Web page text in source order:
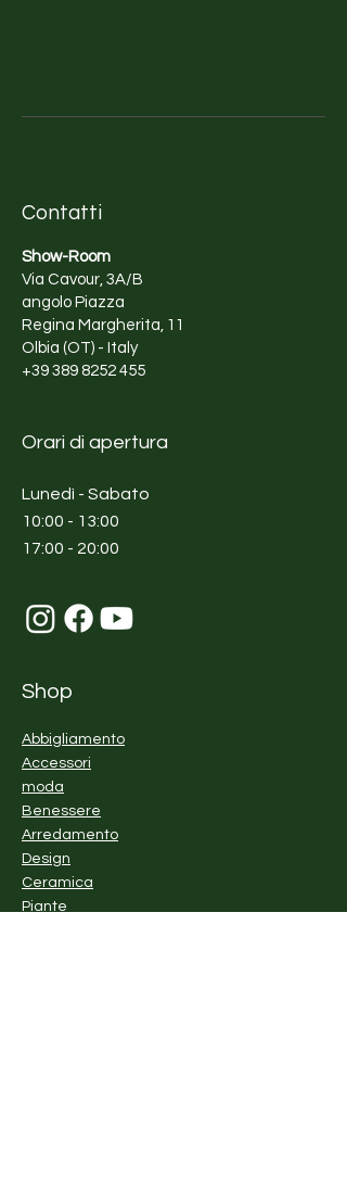
Contatti
Show-Room
Via Cavour, 3A/B
angolo Piazza
Regina Margherita, 11
Olbia (OT) - Italy
+39 389 8252 455
Orari di apertura
Lunedì - Sabato
10:00 - 13:00
17:00 - 20:00
Shop
Abbigliamento
Accessori
moda
Benessere
Arredamento
Design
Ceramica
Piante